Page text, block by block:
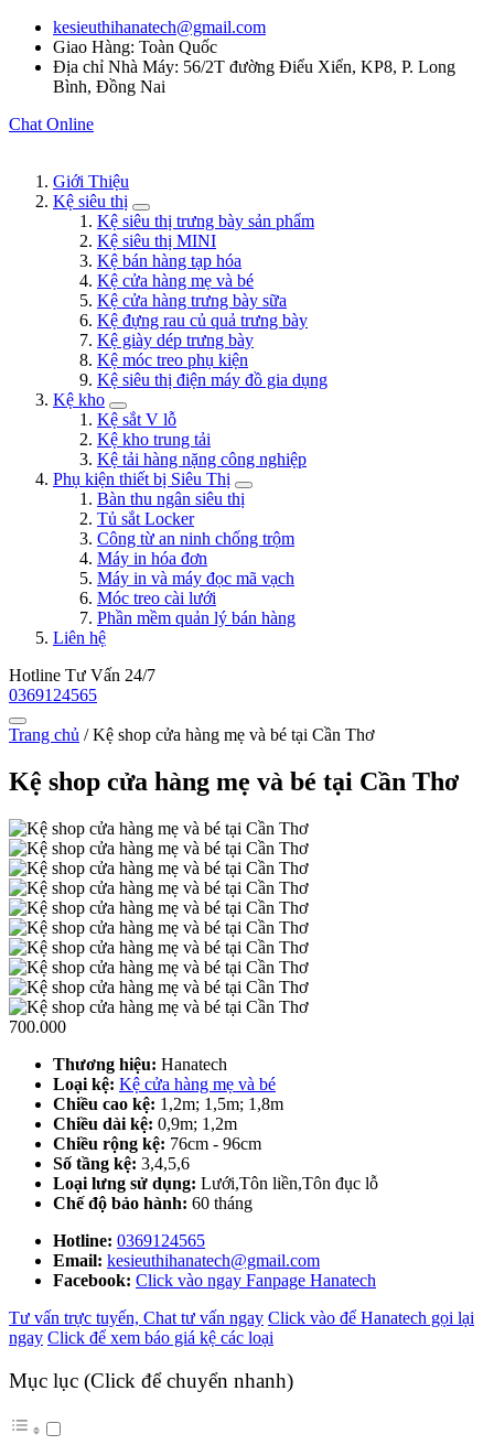
kesieuthihanatech@gmail.com
Giao Hàng: Toàn Quốc
Địa chỉ Nhà Máy: 56/2T đường Điểu Xiển, KP8, P. Long
Bình, Đồng Nai
Chat Online
Giới Thiệu
Kệ siêu thị
Kệ siêu thị trưng bày sản phẩm
Kệ siêu thị MINI
Kệ bán hàng tạp hóa
Kệ cửa hàng mẹ và bé
Kệ cửa hàng trưng bày sữa
Kệ đựng rau củ quả trưng bày
Kệ giày dép trưng bày
Kệ móc treo phụ kiện
Kệ siêu thị điện máy đồ gia dụng
Kệ kho
Kệ sắt V lỗ
Kệ kho trung tải
Kệ tải hàng nặng công nghiệp
Phụ kiện thiết bị Siêu Thị
Bàn thu ngân siêu thị
Tủ sắt Locker
Công từ an ninh chống trộm
Máy in hóa đơn
Máy in và máy đọc mã vạch
Móc treo cài lưới
Phần mềm quản lý bán hàng
Liên hệ
Hotline Tư Vấn 24/7
0369124565
Trang chủ /Kệ shop cửa hàng mẹ và bé tại Cần Thơ
Kệ shop cửa hàng mẹ và bé tại Cần Thơ
700.000
Thương hiệu: Hanatech
Loại kệ: Kệ cửa hàng mẹ và bé
Chiều cao kệ: 1,2m; 1,5m; 1,8m
Chiều dài kệ: 0,9m; 1,2m
Chiều rộng kệ: 76cm - 96cm
Số tầng kệ: 3,4,5,6
Loại lưng sử dụng: Lưới,Tôn liền,Tôn đục lỗ
Chế độ bảo hành: 60 tháng
Hotline: 0369124565
Email: kesieuthihanatech@gmail.com
Facebook: Click vào ngay Fanpage Hanatech
Tư vấn trực tuyến, Chat tư vấn ngay Click vào để Hanatech gọi lại
ngay Click để xem báo giá kệ các loại
Mục lục (Click để chuyển nhanh)